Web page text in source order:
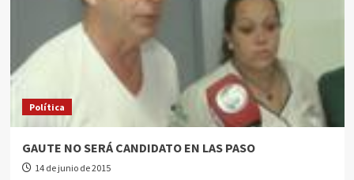
Política
GAUTE NO SERÁ CANDIDATO EN LAS PASO
14 de junio de 2015